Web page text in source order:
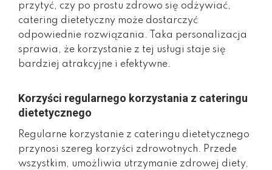
przytyć, czy po prostu zdrowo się odżywiać,
catering dietetyczny może dostarczyć
odpowiednie rozwiązania. Taka personalizacja
sprawia, że korzystanie z tej usługi staje się
bardziej atrakcyjne i efektywne.
Korzyści regularnego korzystania z cateringu
dietetycznego
Regularne korzystanie z cateringu dietetycznego
przynosi szereg korzyści zdrowotnych. Przede
wszystkim, umożliwia utrzymanie zdrowej diety,